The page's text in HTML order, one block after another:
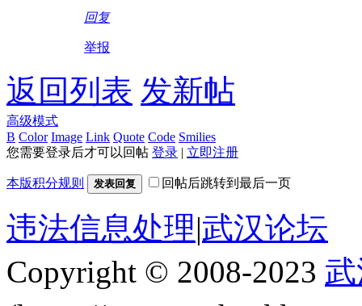
回复
举报
返回列表 发新帖
高级模式
B Color Image Link Quote Code Smilies
您需要登录后才可以回帖 登录 | 立即注册
本版积分规则 发表回复 回帖后跳转到最后一页
违法信息处理|武汉论坛
Copyright © 2008-2023